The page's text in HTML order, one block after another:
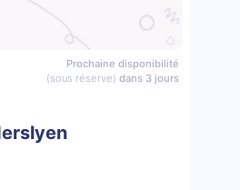
Prochaine disponibilité
(sous réserve) dans 3 jours